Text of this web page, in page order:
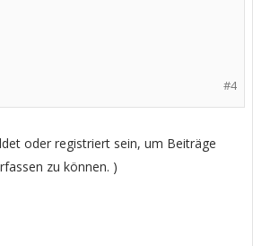
#4
oder registriert sein, um Beiträge
zu können. )